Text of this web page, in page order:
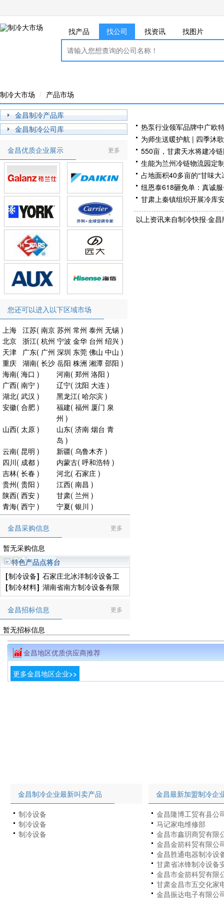
找产品 找公司 找资讯 找图片
制冷大市场 产品市场
金昌制冷产品库
金昌制冷公司库
更多
金昌优质企业展示
您还可以进入以下区域市场
上海 江苏( 南京 苏州 常州 泰州 无锡 )
北京 浙江( 杭州 宁波 金华 台州 绍兴 )
天津
广东( 广州 深圳 东莞 佛山 中山 )
重庆 湖南( 长沙 岳阳 株洲 湘潭 邵阳 )
海南( 海口 ) 河南( 郑州 洛阳 )
广西( 南宁 ) 辽宁( 沈阳 大连 )
湖北( 武汉 ) 黑龙江( 哈尔滨 )
安徽( 合肥 ) 福建( 福州 厦门 泉
州 )
山西( 太原 ) 山东( 济南 烟台 青
岛 )
云南( 昆明 ) 新疆( 乌鲁木齐 )
四川( 成都 ) 内蒙古( 呼和浩特 )
吉林( 长春 ) 河北( 石家庄 )
贵州( 贵阳 ) 江西( 南昌 )
陕西( 西安 ) 甘肃( 兰州 )
青海( 西宁 ) 宁夏( 银川 )
更多
金昌采购信息
暂无采购信息
特色产品点将台
[制冷设备] 石家庄北冰洋制冷设备工
程有限公司
[制冷材料] 湖南省南方制冷设备有限
公司
更多
金昌招标信息
暂无招标信息
热泵行业领军品牌中广欧
为师生送暖护航 | 四季沐
550亩，甘肃天水将建冷
生能为兰州冷链物流园定
占地面积40多亩的“甘味大
纽恩泰618砸免单：真诚
甘肃上秦镇组织开展冷库
绿色创新再获权威认可！
以上资讯来自制冷快报·金昌
金昌地区优质供应商推荐
更多金昌地区企业>>
金昌制冷企业最新叫卖产品
制冷设备
制冷设备
制冷设备
金昌最新加盟制冷企
金昌隆博工贸有县公
马记家电维修部
金昌市鑫玥商贸有限
金昌金箭科贸有限公
金昌胜通电器制冷设
甘肃省冰锋制冷设备
金昌市金箭科贸有限
甘肃金昌市五交化家
金昌振达电子有限公